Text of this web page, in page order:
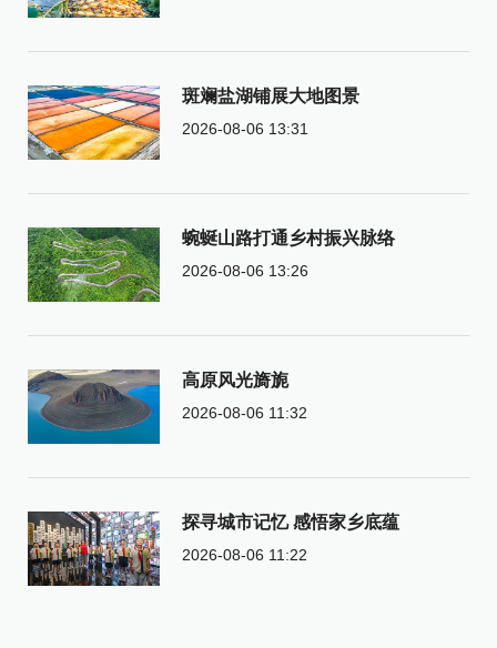
斑斓盐湖铺展大地图景
2026-08-06 13:31
蜿蜒山路打通乡村振兴脉络
2026-08-06 13:26
高原风光旖旎
2026-08-06 11:32
探寻城市记忆 感悟家乡底蕴
2026-08-06 11:22